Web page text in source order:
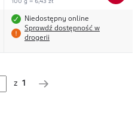
100 g = 6,43 zł
Niedostępny online
Sprawdź dostępność w
drogerii
z 1